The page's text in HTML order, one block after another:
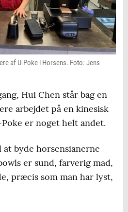
af U-Poke i Horsens. Foto: Jens
Hui Chen står bag en
arbejdet på en kinesisk
er noget helt andet.
byde horsensianerne
er sund, farverig mad,
præcis som man har lyst,